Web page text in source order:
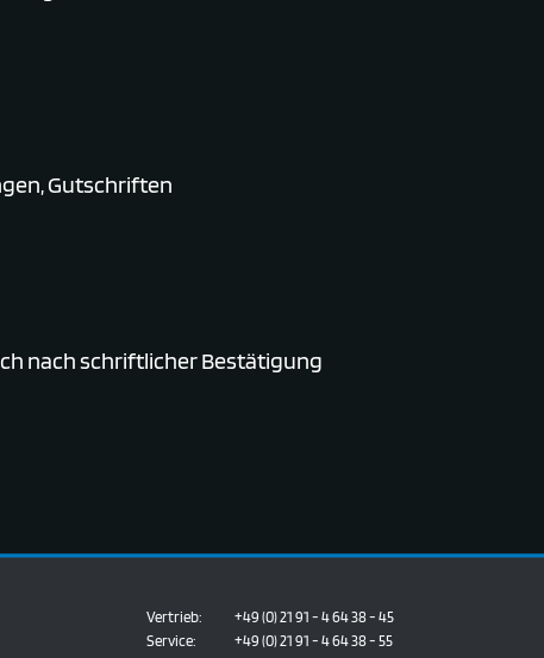
Gutschriften
nach schriftlicher Bestätigung
Vertrieb:
+49 (0) 21 91 - 4 64 38 - 45
Service:
+49 (0) 21 91 - 4 64 38 - 55